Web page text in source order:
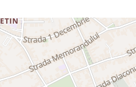
parter, într-o zonă consacrată
amenajare și utilizare mixtă.